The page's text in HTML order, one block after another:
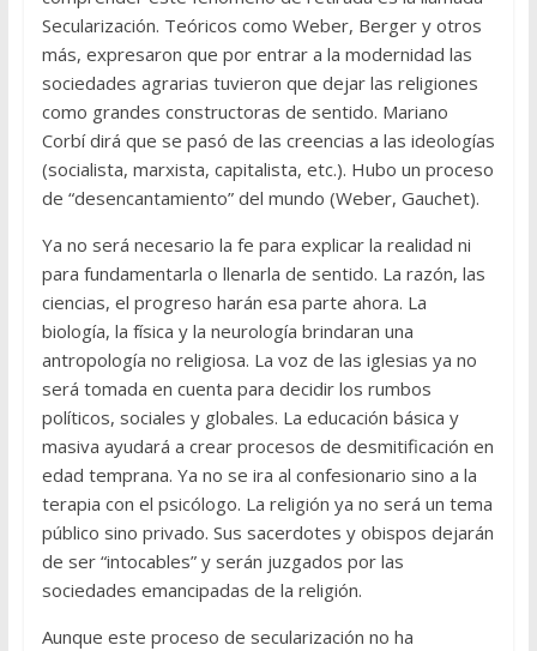
Secularización. Teóricos como Weber, Berger y otros
más, expresaron que por entrar a la modernidad las
sociedades agrarias tuvieron que dejar las religiones
como grandes constructoras de sentido. Mariano
Corbí dirá que se pasó de las creencias a las ideologías
(socialista, marxista, capitalista, etc.). Hubo un proceso
de “desencantamiento” del mundo (Weber, Gauchet).
Ya no será necesario la fe para explicar la realidad ni
para fundamentarla o llenarla de sentido. La razón, las
ciencias, el progreso harán esa parte ahora. La
biología, la física y la neurología brindaran una
antropología no religiosa. La voz de las iglesias ya no
será tomada en cuenta para decidir los rumbos
políticos, sociales y globales. La educación básica y
masiva ayudará a crear procesos de desmitificación en
edad temprana. Ya no se ira al confesionario sino a la
terapia con el psicólogo. La religión ya no será un tema
público sino privado. Sus sacerdotes y obispos dejarán
de ser “intocables” y serán juzgados por las
sociedades emancipadas de la religión.
Aunque este proceso de secularización no ha